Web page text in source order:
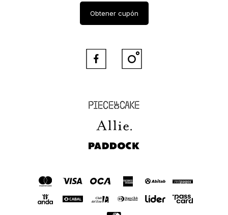
Piece of Cake
Allie
Paddock
Obtener cupón
 